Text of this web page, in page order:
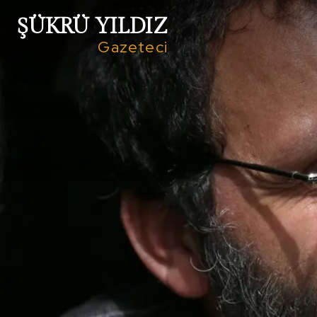
ŞÜKRÜ YILDIZ
Gazeteci